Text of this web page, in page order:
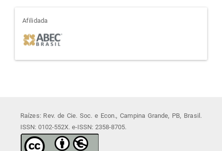
afiliada
Afilidada
Raízes: Rev. de Cie. Soc. e Econ., Campina Grande, PB, Brasil.
ISSN: 0102-552X. e-ISSN: 2358-8705.